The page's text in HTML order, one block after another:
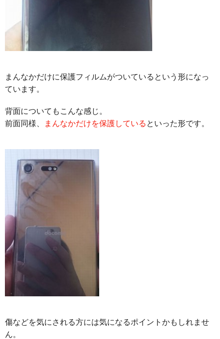
まんなかだけに保護フィルムがついているという形になっ
ています。
背面についてもこんな感じ。
前面同様、
まんなかだけを保護している といった形です。
傷などを気にされる方には気になるポイントかもしれませ
ん。